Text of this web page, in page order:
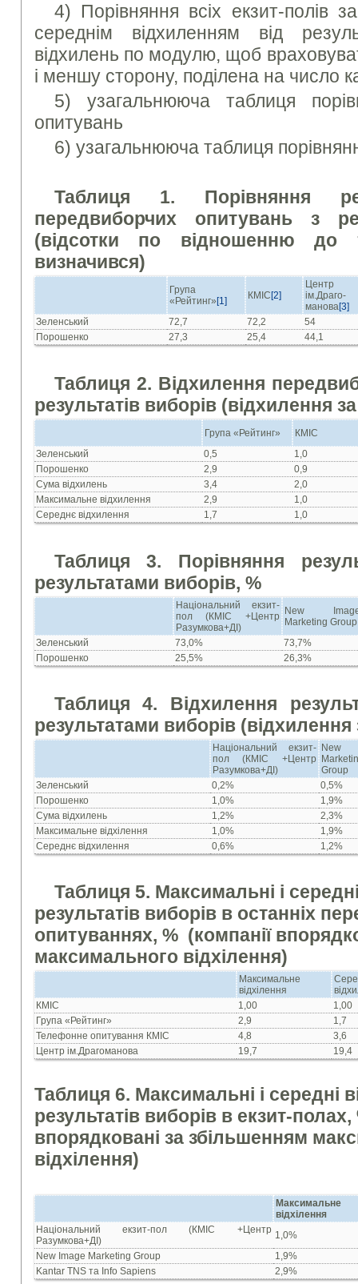
4) Порівняння всіх екзит-полів
середнім відхиленням від
відхилень по модулю, щоб
і меншу сторону, поділена на число
5) узагальнююча таблиця
опитувань
6) узагальнююча таблиця
Таблиця 1. Порівняння
передвиборчих опитувань з
(відсотки по відношенню
визначився)
Група
«Рейтинг» [1] КМІС [2]
Центр
ім.Драго-
манова[3]
Зеленський
72,7 72,2
54
Порошенко
27,3 25,4 44,1
Таблиця 2. Відхилення
результатів виборів (відхилення
Група «Рейтинг»
КМІС
Зеленський
0,5
1,0
Порошенко
2,9
0,9
Сума відхилень
3,4
2,0
Максимальне відхилення
2,9
1,0
Середнє відхилення
1,7 1,0
Таблиця 3. Порівняння
результатами виборів, %
Національний екзит-
пол (КМІС +Центр
Разумкова+ДІ)
New
Marketing Group
Зеленський
73,0%
73,7%
Порошенко
25,5% 26,3%
Таблиця 4. Відхилення
результатами виборів
Національний екзит-
пол (КМІС +Центр
Разумкова+ДІ)
New
Group
Зеленський
0,2%
0,5%
Порошенко
1,0%
1,9%
Сума відхилень
1,2%
2,3%
Максимальне відхілення
1,0%
1,9%
Середнє відхилення
0,6% 1,2%
Таблиця 5. Максимальні і
результатів виборів в останніх
опитуваннях, % (компанії
максимального відхілення)
Максимальне
відхілення
КМІС
1,00
1,00
Група «Рейтинг»
2,9
1,7
Телефонне опитування КМІС
4,8
3,6
Центр ім.Драгоманова
19,7 19,4
Таблиця 6. Максимальні і середні
результатів виборів в екзит-
впорядковані за збільшенням
відхілення)
Максимальне
відхілення
Національний екзит-пол (КМІС +Центр
Разумкова+ДІ)
1,0%
New Image Marketing Group
1,9%
Kantar TNS та Info Sapiens
2,9%